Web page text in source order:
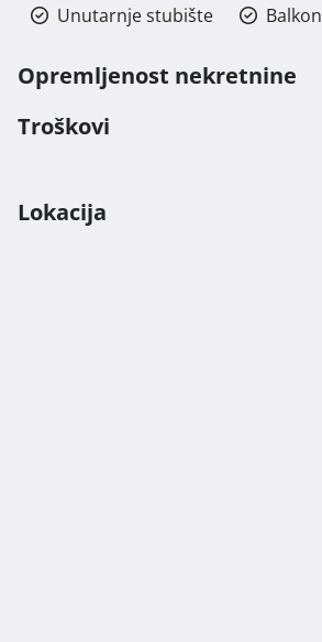
Unutarnje stubište Balkon
Opremljenost nekretnine
Troškovi
Lokacija